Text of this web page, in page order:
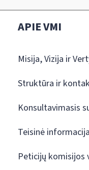
APIE VMI
Misija, Vizija ir
Struktūra ir
Konsultavimasis
Teisinė informacija
Peticijų komisijos